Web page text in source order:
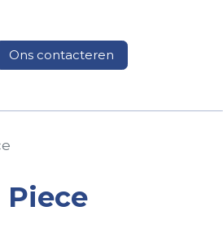
Veelgestelde vragen
Ons contacteren
Piece